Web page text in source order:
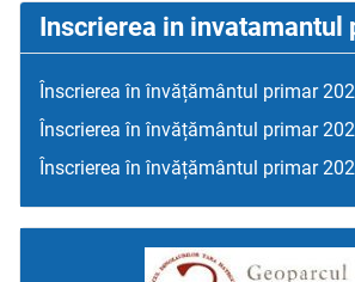
Inscrierea in invatamantul
Înscrierea în învățământul primar
Înscrierea în învățământul primar
Înscrierea în învățământul primar